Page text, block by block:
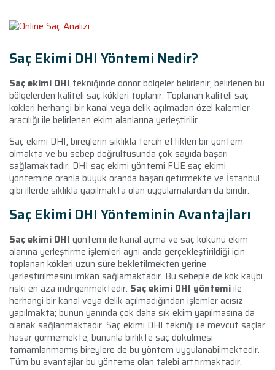
Saç Ekimi DHI Yöntemi Nedir?
Saç ekimi DHI tekniğinde dönor bölgeler belirlenir; belirlenen bu
bölgelerden kaliteli saç kökleri toplanır. Toplanan kaliteli saç
kökleri herhangi bir kanal veya delik açılmadan özel kalemler
aracılığı ile belirlenen ekim alanlarına yerleştirilir.
Saç ekimi DHI, bireylerin sıklıkla tercih ettikleri bir yöntem
olmakta ve bu sebep doğrultusunda çok sayıda başarı
sağlamaktadır. DHI saç ekimi yöntemi FUE saç ekimi
yöntemine oranla büyük oranda başarı getirmekte ve İstanbul
gibi illerde sıklıkla yapılmakta olan uygulamalardan da biridir.
Saç Ekimi DHI Yönteminin Avantajları
Saç ekimi DHI yöntemi ile kanal açma ve saç kökünü ekim
alanına yerleştirme işlemleri aynı anda gerçekleştirildiği için
toplanan kökleri uzun süre bekletilmekten yerine
yerleştirilmesini imkan sağlamaktadır. Bu sebeple de kök kaybı
riski en aza indirgenmektedir. Saç ekimi DHI yöntemiile
herhangi bir kanal veya delik açılmadığından işlemler acısız
yapılmakta; bunun yanında çok daha sık ekim yapılmasına da
olanak sağlanmaktadır. Saç ekimi DHI tekniği ile mevcut saçlar
hasar görmemekte; bununla birlikte saç dökülmesi
tamamlanmamış bireylere de bu yöntem uygulanabilmektedir.
Tüm bu avantajlar bu yönteme olan talebi arttırmaktadır.